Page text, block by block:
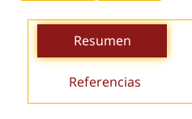
Resumen
Referencias